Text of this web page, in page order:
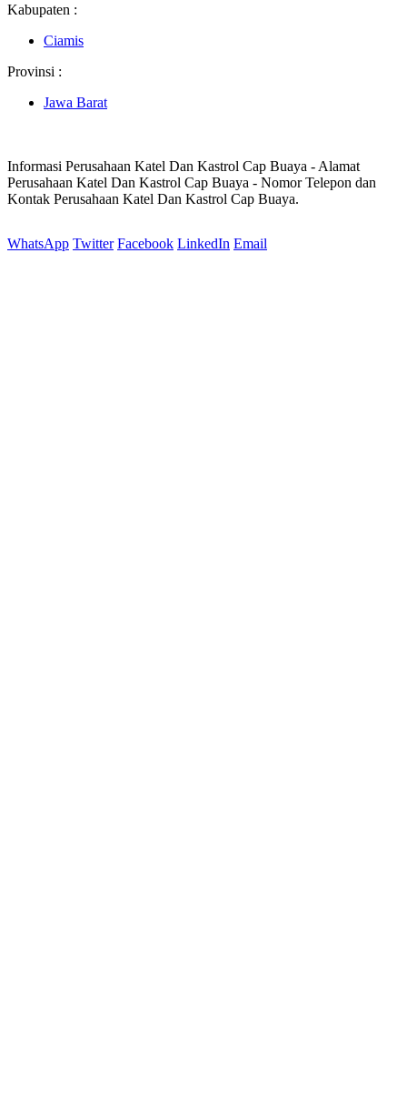
Kabupaten :
Ciamis
Provinsi :
Jawa Barat
Informasi Perusahaan Katel Dan Kastrol Cap Buaya - Alamat
Perusahaan Katel Dan Kastrol Cap Buaya - Nomor Telepon dan
Kontak Perusahaan Katel Dan Kastrol Cap Buaya.
WhatsApp Twitter Facebook LinkedIn Email